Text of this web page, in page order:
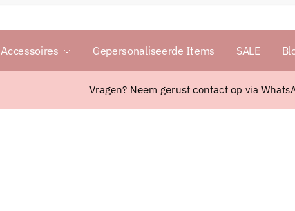
Accessoires Gepersonaliseerde Items SALE
Vragen? Neem gerust contact op via